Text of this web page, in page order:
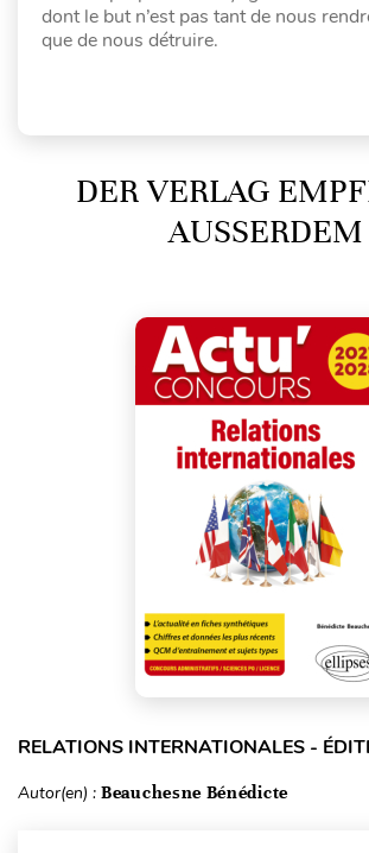
dont le but n’est pas tant de nous
que de nous détruire.
DER VERLAG
AUSSERDEM
RELATIONS INTERNATIONALES -
Autor(en) : Beauchesne Bénédicte